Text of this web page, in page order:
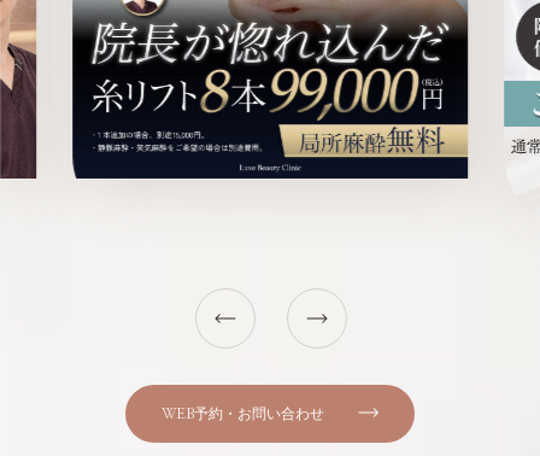
WEB予約・お問い合わせ